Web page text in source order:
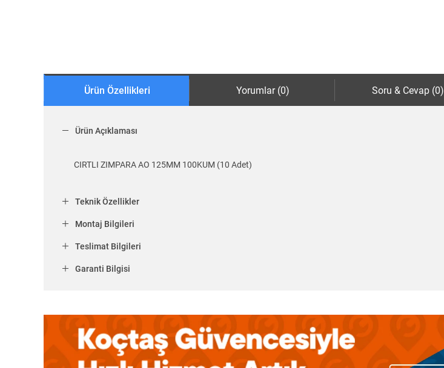
Ürün Özellikleri Yorumlar (0) Soru & Cevap (0)
Ürün Açıklaması
CIRTLI ZIMPARA AO 125MM 100KUM (10 Adet)
Teknik Özellikler
Montaj Bilgileri
Teslimat Bilgileri
Garanti Bilgisi